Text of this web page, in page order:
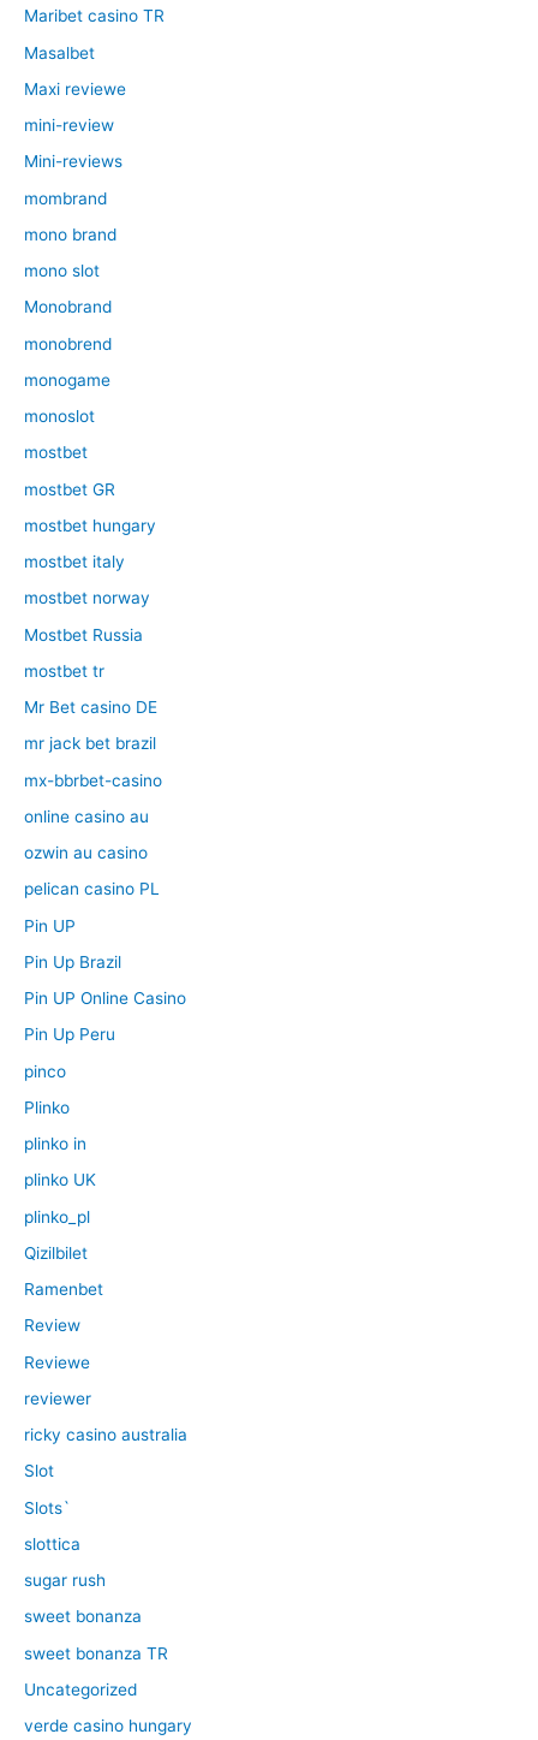
Maribet casino TR
Masalbet
Maxi reviewe
mini-review
Mini-reviews
mombrand
mono brand
mono slot
Monobrand
monobrend
monogame
monoslot
mostbet
mostbet GR
mostbet hungary
mostbet italy
mostbet norway
Mostbet Russia
mostbet tr
Mr Bet casino DE
mr jack bet brazil
mx-bbrbet-casino
online casino au
ozwin au casino
pelican casino PL
Pin UP
Pin Up Brazil
Pin UP Online Casino
Pin Up Peru
pinco
Plinko
plinko in
plinko UK
plinko_pl
Qizilbilet
Ramenbet
Review
Reviewe
reviewer
ricky casino australia
Slot
Slots`
slottica
sugar rush
sweet bonanza
sweet bonanza TR
Uncategorized
verde casino hungary